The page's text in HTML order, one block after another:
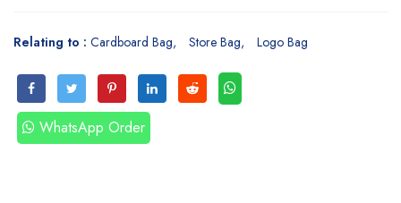
Relating to : Cardboard Bag Store Bag Logo Bag
WhatsApp Order